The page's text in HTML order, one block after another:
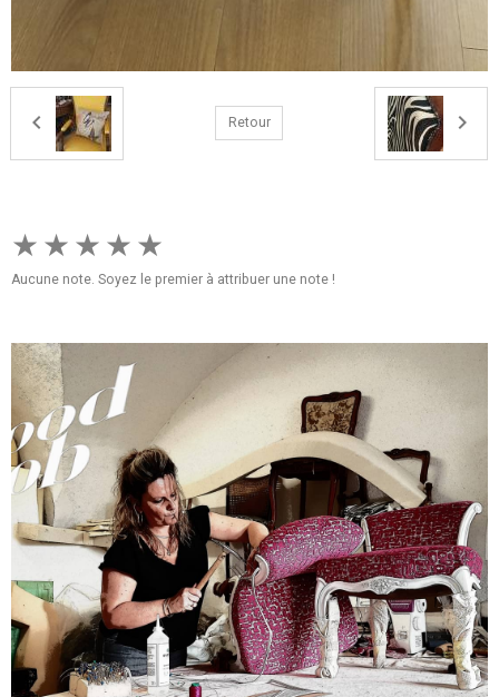
Retour
★ ★ ★ ★ ★
Aucune note. Soyez le premier à attribuer une note !